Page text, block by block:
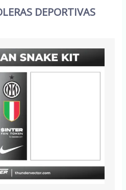
DEPORTIVAS